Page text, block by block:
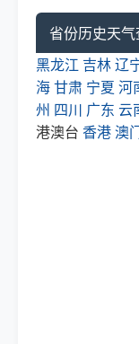
省份历史天气
黑龙江 吉林辽
海甘肃 宁夏 河
州 四川 广东 云
港澳台 香港澳